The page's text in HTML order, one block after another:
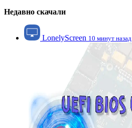
Недавно скачали
LonelyScreen 10 минут назад